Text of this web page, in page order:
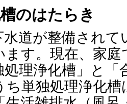
のはたらき
道が整備されて
ます。現在、家
理浄化槽」と「
ち単独処理浄化